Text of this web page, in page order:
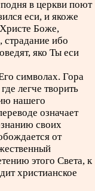
в церкви поют
еси, и якоже
Боже,
страдание ибо
яко Ты еси
символах. Гора
легче творить
нашего
означает
своих
от
этого Света, к
христианское